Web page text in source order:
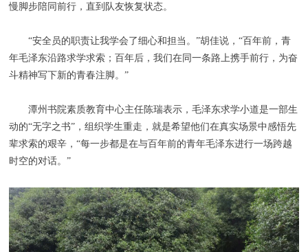
慢脚步陪同前行，直到队友恢复状态。
“安全员的职责让我学会了细心和担当。”胡佳说，“百年前，青
年毛泽东沿路求学求索；百年后，我们在同一条路上携手前行，为奋
斗精神写下新的青春注脚。”
潭州书院素质教育中心主任陈瑞表示，毛泽东求学小道是一部生
动的“无字之书”，组织学生重走，就是希望他们在真实场景中感悟先
辈求索的艰辛，“每一步都是在与百年前的青年毛泽东进行一场跨越
时空的对话。”